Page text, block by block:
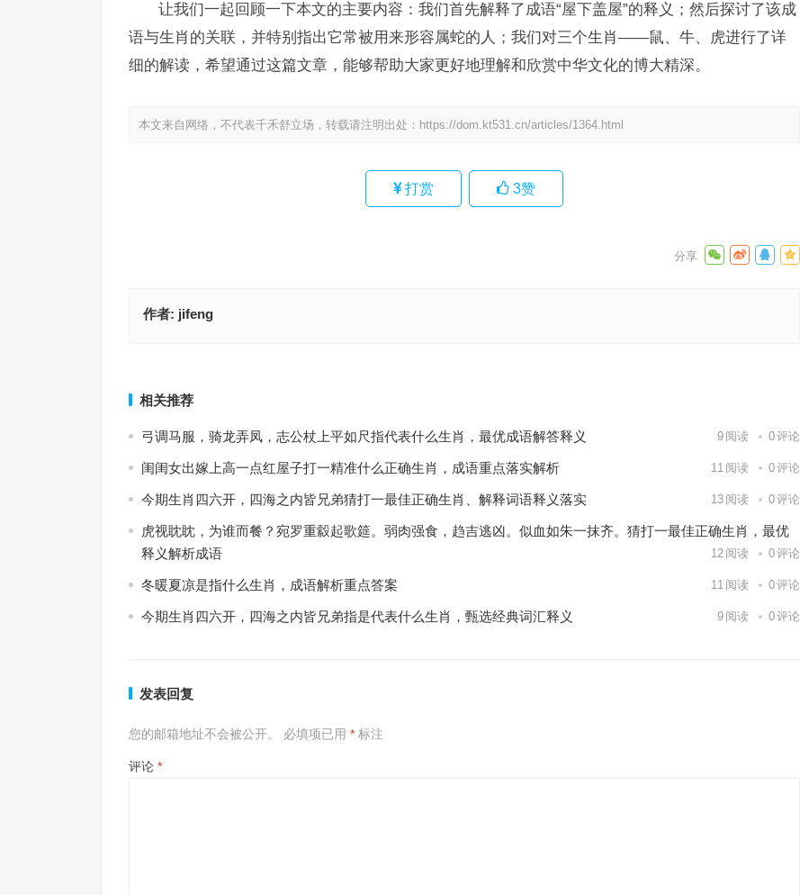
让我们一起回顾一下本文的主要内容：我们首先解释了成语“屋下盖屋”的释义；然后探讨了该成
语与生肖的关联，并特别指出它常被用来形容属蛇的人；我们对三个生肖——鼠、牛、虎进行了详
细的解读，希望通过这篇文章，能够帮助大家更好地理解和欣赏中华文化的博大精深。
本文来自网络，不代表千禾舒立场，转载请注明出处： https://dom.kt531.cn/articles/1364.html
打赏 3赞
作者: jifeng
相关推荐
弓调马服，骑龙弄凤，志公杖上平如尺指代表什么生肖，最优成语解答释义 9 阅读 0评论
闺闺女出嫁上高一点红屋子打一精准什么正确生肖，成语重点落实解析 11 阅读 0评论
今期生肖四六开，四海之内皆兄弟猜打一最佳正确生肖、解释词语释义落实 13 阅读 0评论
虎视眈眈，为谁而餐？宛罗重縠起歌筵。弱肉强食，趋吉逃凶。似血如朱一抹齐。猜打一最佳正确生肖，最优
释义解析成语
12 阅读 0评论
冬暖夏凉是指什么生肖，成语解析重点答案 11 阅读 0评论
今期生肖四六开，四海之内皆兄弟指是代表什么生肖，甄选经典词汇释义 9 阅读 0评论
发表回复
您的邮箱地址不会被公开。 必填项已用 * 标注
评论 *